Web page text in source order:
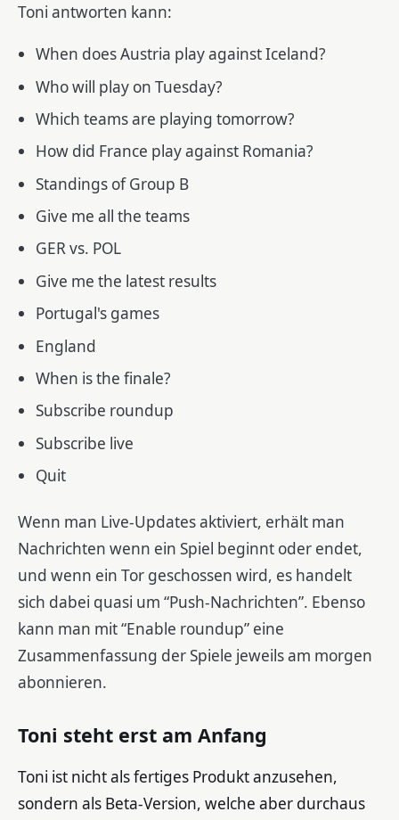
Toni antworten kann:
When does Austria play against Iceland?
Who will play on Tuesday?
Which teams are playing tomorrow?
How did France play against Romania?
Standings of Group B
Give me all the teams
GER vs. POL
Give me the latest results
Portugal's games
England
When is the finale?
Subscribe roundup
Subscribe live
Quit
Wenn man Live-Updates aktiviert, erhält man
Nachrichten wenn ein Spiel beginnt oder endet,
und wenn ein Tor geschossen wird, es handelt
sich dabei quasi um “Push-Nachrichten”. Ebenso
kann man mit “Enable roundup” eine
Zusammenfassung der Spiele jeweils am morgen
abonnieren.
Toni steht erst am Anfang
Toni ist nicht als fertiges Produkt anzusehen,
sondern als Beta-Version, welche aber durchaus